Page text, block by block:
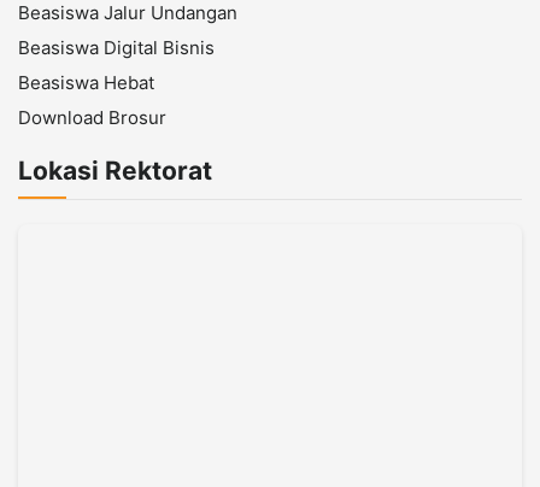
Beasiswa Jalur Undangan
Beasiswa Digital Bisnis
Beasiswa Hebat
Download Brosur
Lokasi Rektorat